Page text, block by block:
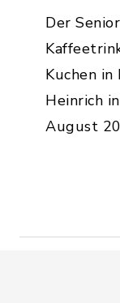
14.30
Der
Kuchen
Heinrich
August